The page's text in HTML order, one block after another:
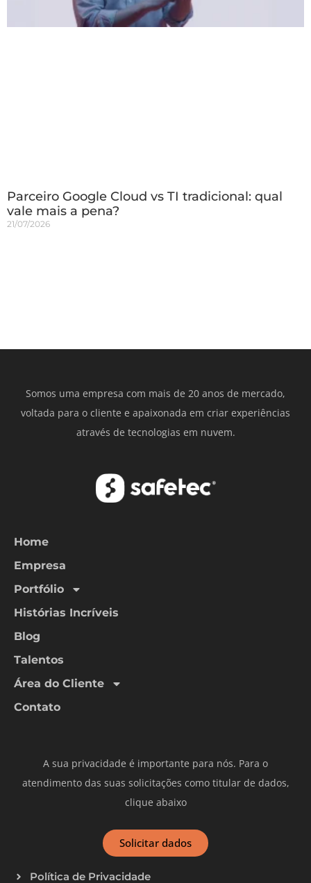
Parceiro Google Cloud vs TI tradicional: qual
vale mais a pena?
21/07/2026
Somos uma empresa com mais de 20 anos de mercado,
voltada para o cliente e apaixonada em criar experiências
através de tecnologias em nuvem.
Home
Empresa
Portfólio
Histórias Incríveis
Blog
Talentos
Área do Cliente
Contato
A sua privacidade é importante para nós. Para o
atendimento das suas solicitações como titular de dados,
clique abaixo
Solicitar dados
Política de Privacidade